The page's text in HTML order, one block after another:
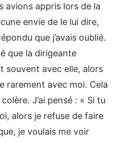
avions appris lors de la
envie de le lui dire,
que j’avais oublié.
que la dirigeante
souvent avec elle, alors
rarement avec moi. Cela
J’ai pensé : « Si tu
alors je refuse de faire
je voulais me voir